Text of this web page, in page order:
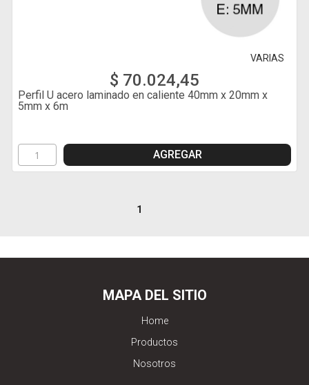
VARIAS
$ 70.024,45
Perfil U acero laminado en caliente 40mm x 20mm x
5mm x 6m
AGREGAR
1
MAPA DEL SITIO
Home
Productos
Nosotros